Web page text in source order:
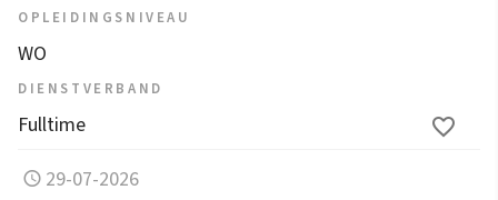
OPLEIDINGSNIVEAU
WO
DIENSTVERBAND
Fulltime
29-07-2026